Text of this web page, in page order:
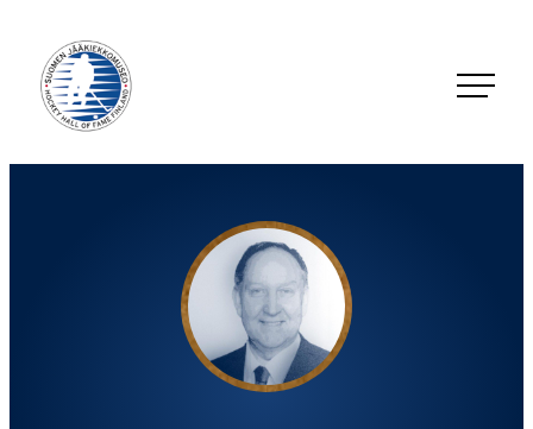
suoraan
sisältöön
Jääkiekkomuseo – Hockey Hall of Fame Finland